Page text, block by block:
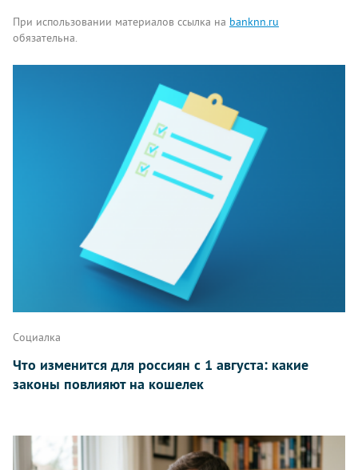
При использовании материалов ссылка на banknn.ru
обязательна.
Написать
Социалка
Что изменится для россиян с 1 августа: какие
законы повлияют на кошелек